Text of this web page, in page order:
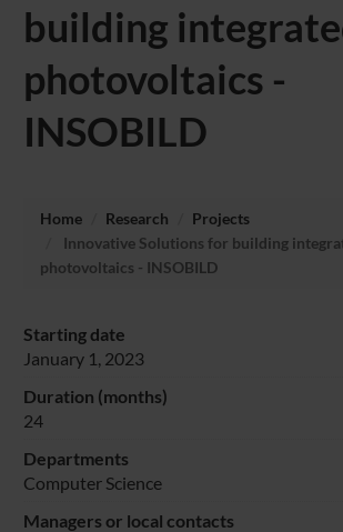
building
photovoltaics -
INSOBILD
Home Research
Projects
Innovative Solutions for building
photovoltaics - INSOBILD
Starting date
January 1, 2023
Duration (months)
24
Departments
Computer Science
Managers or local contacts